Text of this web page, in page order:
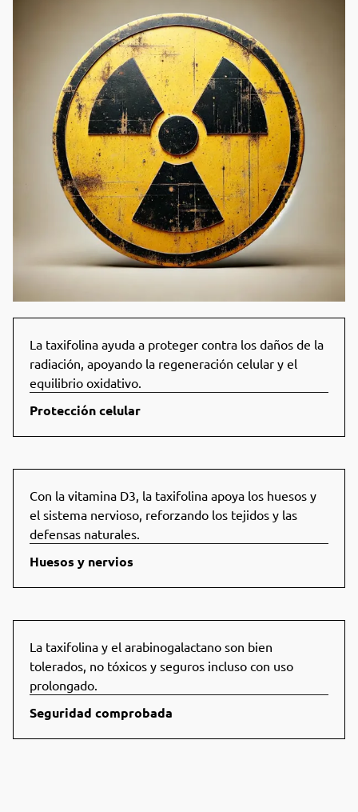
La taxifolina ayuda a proteger contra los daños de la
radiación, apoyando la regeneración celular y el
equilibrio oxidativo.
Protección celular
Con la vitamina D3, la taxifolina apoya los huesos y
el sistema nervioso, reforzando los tejidos y las
defensas naturales.
Huesos y nervios
La taxifolina y el arabinogalactano son bien
tolerados, no tóxicos y seguros incluso con uso
prolongado.
Seguridad comprobada